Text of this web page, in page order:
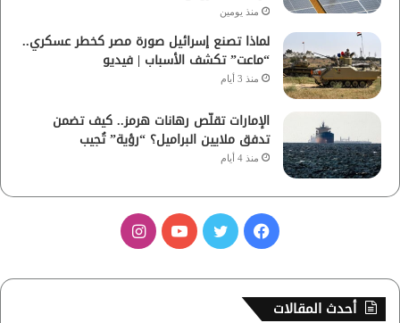
منذ يومين
لماذا تصنع إسرائيل صورة مصر كخطر عسكري..
“ماعت” تكشف الأسباب | فيديو
منذ 3 أيام
الإمارات تقلّص رهانات هرمز.. كيف تضمن
تدفق ملايين البراميل؟ “رؤية” تُجيب
منذ 4 أيام
س
أحدث المقالات